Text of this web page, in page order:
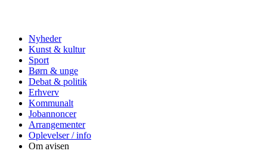
Nyheder
Kunst & kultur
Sport
Børn & unge
Debat & politik
Erhverv
Kommunalt
Jobannoncer
Arrangementer
Oplevelser / info
Om avisen